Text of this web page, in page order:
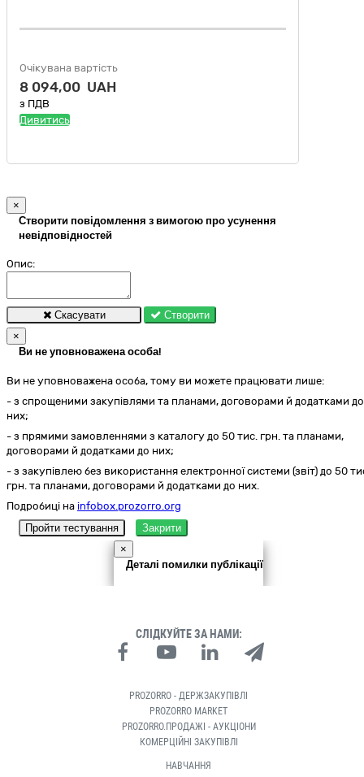
Очікувана вартість
8 094,00 UAH
з ПДВ
Дивитись
×
Створити повідомлення з вимогою про усунення
невідповідностей
Опис:
Скасувати
Створити
×
Ви не уповноважена особа!
Ви не уповноважена особа, тому ви можете працювати лише:
- з спрощеними закупівлями та планами, договорами й додатками до
них;
- з прямими замовленнями з каталогу до 50 тис. грн. та планами,
договорами й додатками до них;
- з закупівлею без використання електронної системи (звіт) до 50
грн. та планами, договорами й додатками до них.
Подробиці на infobox.prozorro.org
Пройти тестування
Закрити
×
Деталі помилки публікації
СЛІДКУЙТЕ ЗА НАМИ:
PROZORRO - ДЕРЖЗАКУПІВЛІ
PROZORRO MARKET
PROZORRO.ПРОДАЖІ - АУКЦІОНИ
КОМЕРЦІЙНІ ЗАКУПІВЛІ
НАВЧАННЯ